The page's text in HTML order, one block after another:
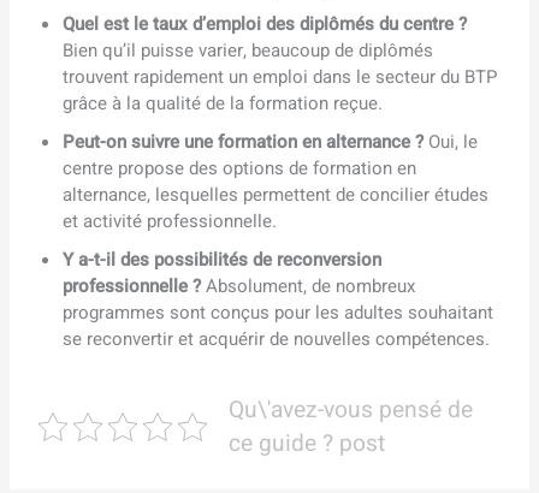
Quel est le taux d’emploi des diplômés du centre ?
Bien qu’il puisse varier, beaucoup de diplômés
trouvent rapidement un emploi dans le secteur du BTP
grâce à la qualité de la formation reçue.
Peut-on suivre une formation en alternance ?Oui, le
centre propose des options de formation en
alternance, lesquelles permettent de concilier études
et activité professionnelle.
Y a-t-il des possibilités de reconversion
professionnelle ?Absolument, de nombreux
programmes sont conçus pour les adultes souhaitant
se reconvertir et acquérir de nouvelles compétences.
Qu\'avez-vous pensé de
ce guide ? post